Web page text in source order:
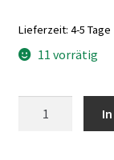
Lieferzeit: 4-5 Tage
11 vorrätig